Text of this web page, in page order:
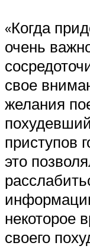
«Когда
очень
свое
желания
приступов
это
некоторое
своего